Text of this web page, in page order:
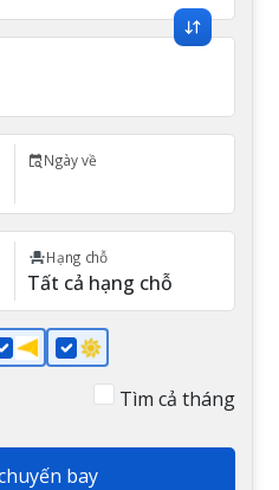
Ngày về
Hạng chỗ
Tìm cả tháng
bay